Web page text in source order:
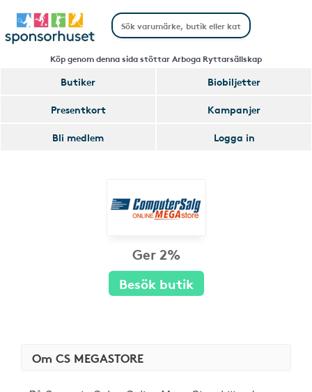
Köp genom denna sida stöttar Arboga Ryttarsällskap
Butiker
Biobiljetter
Presentkort
Kampanjer
Bli medlem
Logga in
Ger 2%
Besök butik
Om CS MEGASTORE